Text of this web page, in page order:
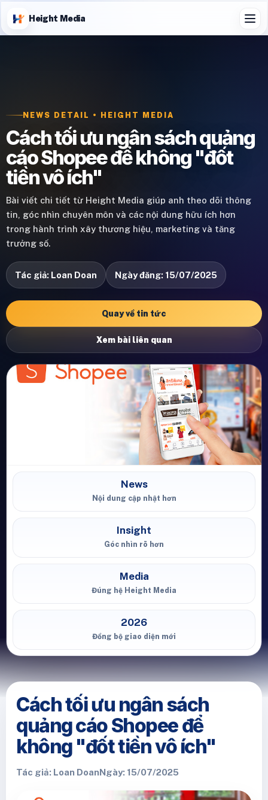
Height Media
NEWS DETAIL • HEIGHT MEDIA
Cách tối ưu ngân sách quảng
cáo Shopee để không "đốt
tiền vô ích"
Bài viết chi tiết từ Height Media giúp anh theo dõi thông
tin, góc nhìn chuyên môn và các nội dung hữu ích hơn
trong hành trình xây thương hiệu, marketing và tăng
trưởng số.
Tác giả: Loan Doan Ngày đăng: 15/07/2025
Quay về tin tức
Xem bài liên quan
News
Nội dung cập nhật hơn
Insight
Góc nhìn rõ hơn
Media
Đúng hệ Height Media
2026
Đồng bộ giao diện mới
Cách tối ưu ngân sách
quảng cáo Shopee để
không "đốt tiền vô ích"
Tác giả: Loan DoanNgày: 15/07/2025